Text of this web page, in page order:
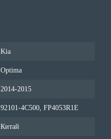
Kia
Optima
2014-2015
92101-4C500, FP4053R1E
Китай